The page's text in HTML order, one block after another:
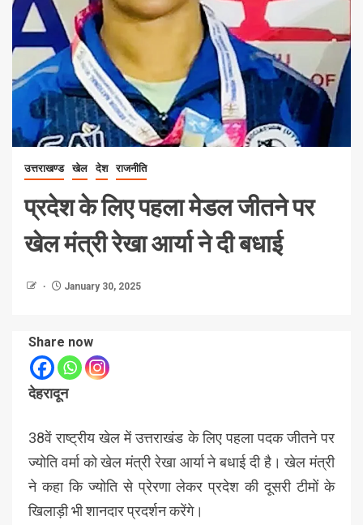
उत्तराखण्ड खेल देश राजनीति
प्रदेश के लिए पहला मेडल जीतने पर
खेल मंत्री रेखा आर्या ने दी बधाई
January 30, 2025
Share now
देहरादून
38वें राष्ट्रीय खेल में उत्तराखंड के लिए पहला पदक जीतने पर
ज्योति वर्मा को खेल मंत्री रेखा आर्या ने बधाई दी है। खेल मंत्री
ने कहा कि ज्योति से प्रेरणा लेकर प्रदेश की दूसरी टीमों के
खिलाड़ी भी शानदार प्रदर्शन करेंगे।